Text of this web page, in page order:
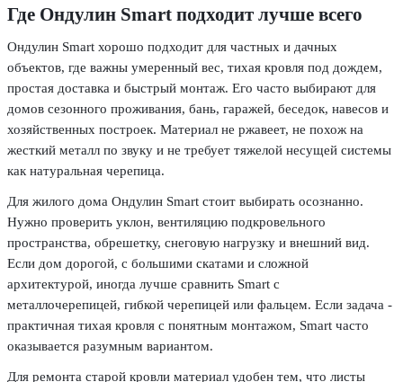
Где Ондулин Smart подходит лучше всего
Ондулин Smart хорошо подходит для частных и дачных
объектов, где важны умеренный вес, тихая кровля под дождем,
простая доставка и быстрый монтаж. Его часто выбирают для
домов сезонного проживания, бань, гаражей, беседок, навесов и
хозяйственных построек. Материал не ржавеет, не похож на
жесткий металл по звуку и не требует тяжелой несущей системы
как натуральная черепица.
Для жилого дома Ондулин Smart стоит выбирать осознанно.
Нужно проверить уклон, вентиляцию подкровельного
пространства, обрешетку, снеговую нагрузку и внешний вид.
Если дом дорогой, с большими скатами и сложной
архитектурой, иногда лучше сравнить Smart с
металлочерепицей, гибкой черепицей или фальцем. Если задача -
практичная тихая кровля с понятным монтажом, Smart часто
оказывается разумным вариантом.
Для ремонта старой кровли материал удобен тем, что листы